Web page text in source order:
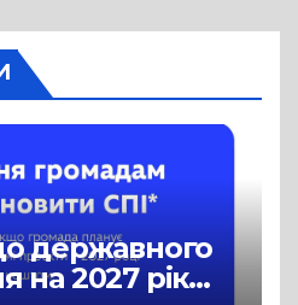
державного
на 2027 рік